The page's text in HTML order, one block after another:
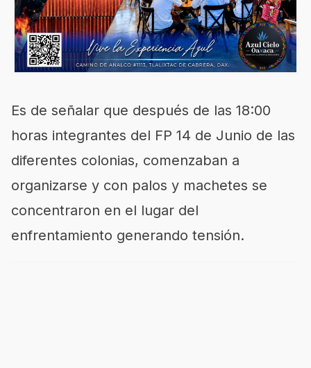
Es de señalar que después de las 18:00
horas integrantes del FP 14 de Junio de las
diferentes colonias, comenzaban a
organizarse y con palos y machetes se
concentraron en el lugar del
enfrentamiento generando tensión.